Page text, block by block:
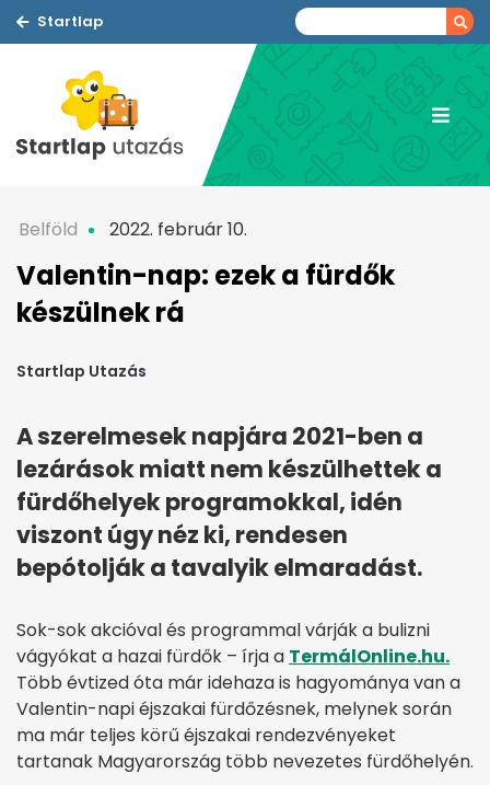
Startlap
Belföld 2022. február 10.
Valentin-nap: ezek a fürdők
készülnek rá
Startlap Utazás
A szerelmesek napjára 2021-ben a
lezárások miatt nem készülhettek a
fürdőhelyek programokkal, idén
viszont úgy néz ki, rendesen
bepótolják a tavalyik elmaradást.
Sok-sok akcióval és programmal várják a bulizni
vágyókat a hazai fürdők – írja a TermálOnline.hu.
Több évtized óta már idehaza is hagyománya van a
Valentin-napi éjszakai fürdőzésnek, melynek során
ma már teljes körű éjszakai rendezvényeket
tartanak Magyarország több nevezetes fürdőhelyén.